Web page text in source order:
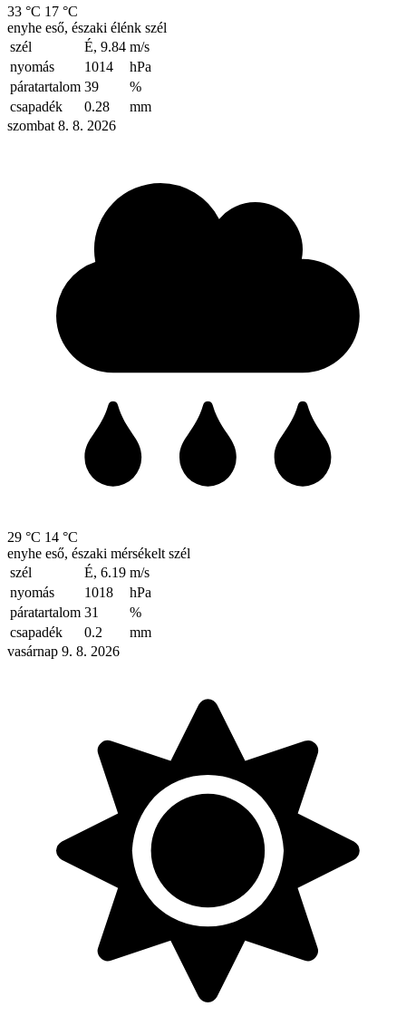
33 °C 17 °C
enyhe eső, északi élénk szél
szél
É, 9.84 m/s
nyomás
1014
hPa
páratartalom 39
%
csapadék
0.28
mm
szombat 8. 8. 2026
29 °C 14 °C
enyhe eső, északi mérsékelt szél
szél
É, 6.19 m/s
nyomás
1018
hPa
páratartalom 31
%
csapadék
0.2
mm
vasárnap 9. 8. 2026